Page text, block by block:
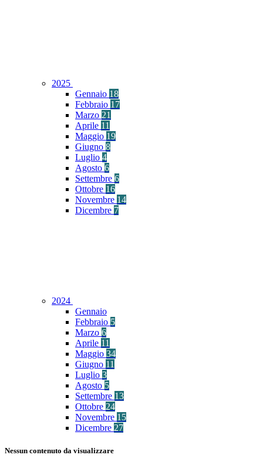
2025
Gennaio 18
Febbraio 17
Marzo 21
Aprile 11
Maggio 19
Giugno 8
Luglio 4
Agosto 6
Settembre 6
Ottobre 16
Novembre 14
Dicembre 7
2024
Gennaio
Febbraio 5
Marzo 6
Aprile 11
Maggio 34
Giugno 11
Luglio 3
Agosto 5
Settembre 13
Ottobre 24
Novembre 15
Dicembre 27
Nessun contenuto da visualizzare